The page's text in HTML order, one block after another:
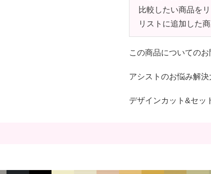
比較したい商品を
リストに追加した
この商品についての
アシストのお悩み解決
デザインカット&セッ